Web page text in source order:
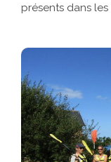
présents dans les